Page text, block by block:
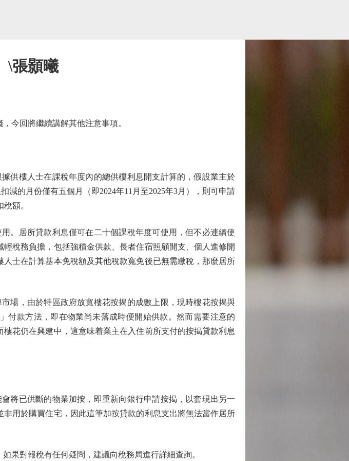
\張顥曦
回將繼續講解其他注意事項。
樓人士在課稅年度內的總供樓利息開支計算的，假設業主於
減的月份僅有五個月（即2024年11月至2025年3月），則可申請
額。
居所貸款利息僅可在二十個課稅年度可使用，但不必連續使
稅務負擔，包括強積金供款、長者住宿照顧開支、個人進修開
士在計算基本免稅額及其他稅款寬免後已無需繳稅，那麼居所
，由於特區政府放寬樓花按揭的成數上限，現時樓花按揭與
付款方法，即在物業尚未落成時便開始供款。然而需要注意的
花仍在興建中，這意味着業主在入住前所支付的按揭貸款利息
已供斷的物業加按，即重新向銀行申請按揭，以套現出另一
用於購買住宅，因此這筆加按貸款的利息支出將無法當作居所
對報稅有任何疑問，建議向稅務局進行詳細查詢。